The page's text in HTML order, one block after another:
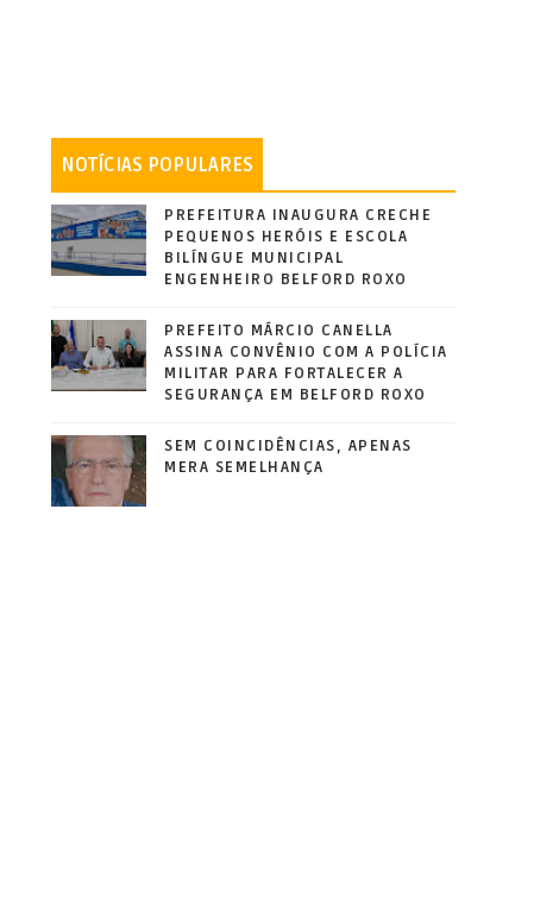
NOTÍCIAS POPULARES
PREFEITURA INAUGURA CRECHE
PEQUENOS HERÓIS E ESCOLA
BILÍNGUE MUNICIPAL
ENGENHEIRO BELFORD ROXO
PREFEITO MÁRCIO CANELLA
ASSINA CONVÊNIO COM A POLÍCIA
MILITAR PARA FORTALECER A
SEGURANÇA EM BELFORD ROXO
SEM COINCIDÊNCIAS, APENAS
MERA SEMELHANÇA